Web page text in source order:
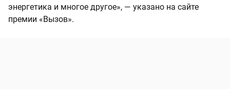
энергетика и многое другое», — указано на сайте
премии «Вызов».